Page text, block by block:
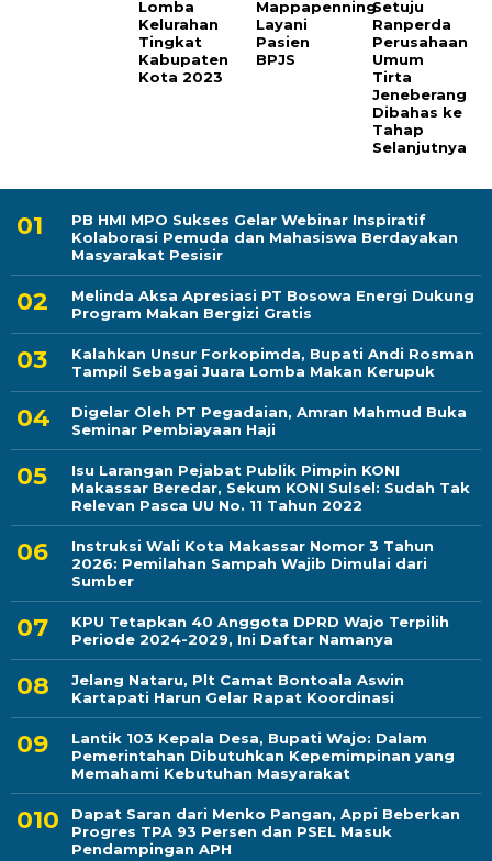
Lomba
Kelurahan
Tingkat
Kabupaten
Kota 2023
Mappapenning
Layani
Pasien
BPJS
Setuju
Ranperda
Perusahaan
Umum
Tirta
Jeneberang
Dibahas ke
Tahap
Selanjutnya
PB HMI MPO Sukses Gelar Webinar Inspiratif
Kolaborasi Pemuda dan Mahasiswa Berdayakan
Masyarakat Pesisir
Melinda Aksa Apresiasi PT Bosowa Energi Dukung
Program Makan Bergizi Gratis
Kalahkan Unsur Forkopimda, Bupati Andi Rosman
Tampil Sebagai Juara Lomba Makan Kerupuk
Digelar Oleh PT Pegadaian, Amran Mahmud Buka
Seminar Pembiayaan Haji
Isu Larangan Pejabat Publik Pimpin KONI
Makassar Beredar, Sekum KONI Sulsel: Sudah Tak
Relevan Pasca UU No. 11 Tahun 2022
Instruksi Wali Kota Makassar Nomor 3 Tahun
2026: Pemilahan Sampah Wajib Dimulai dari
Sumber
KPU Tetapkan 40 Anggota DPRD Wajo Terpilih
Periode 2024-2029, Ini Daftar Namanya
Jelang Nataru, Plt Camat Bontoala Aswin
Kartapati Harun Gelar Rapat Koordinasi
Lantik 103 Kepala Desa, Bupati Wajo: Dalam
Pemerintahan Dibutuhkan Kepemimpinan yang
Memahami Kebutuhan Masyarakat
Dapat Saran dari Menko Pangan, Appi Beberkan
Progres TPA 93 Persen dan PSEL Masuk
Pendampingan APH